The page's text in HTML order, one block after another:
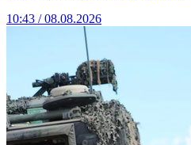
10:43 / 08.08.2026